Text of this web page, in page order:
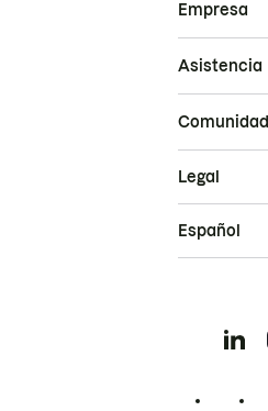
Empresa
Asistencia
Comunidad
Legal
Español